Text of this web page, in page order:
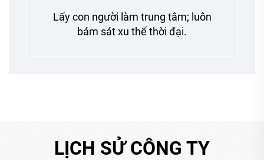
Lấy con người làm trung tâm; luôn
bám sát xu thế thời đại.
LỊCH SỬ CÔNG TY